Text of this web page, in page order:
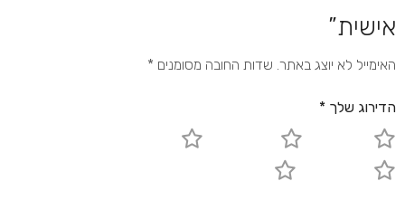
אישית”
האימייל לא יוצג באתר. שדות החובה מסומנים *
הדירוג שלך *
1 מתוך 5 כוכבים 2 מתוך 5 כוכבים
3 מתוך 5 כוכבים
4 מתוך 5 כוכבים
5 מתוך 5 כוכבים